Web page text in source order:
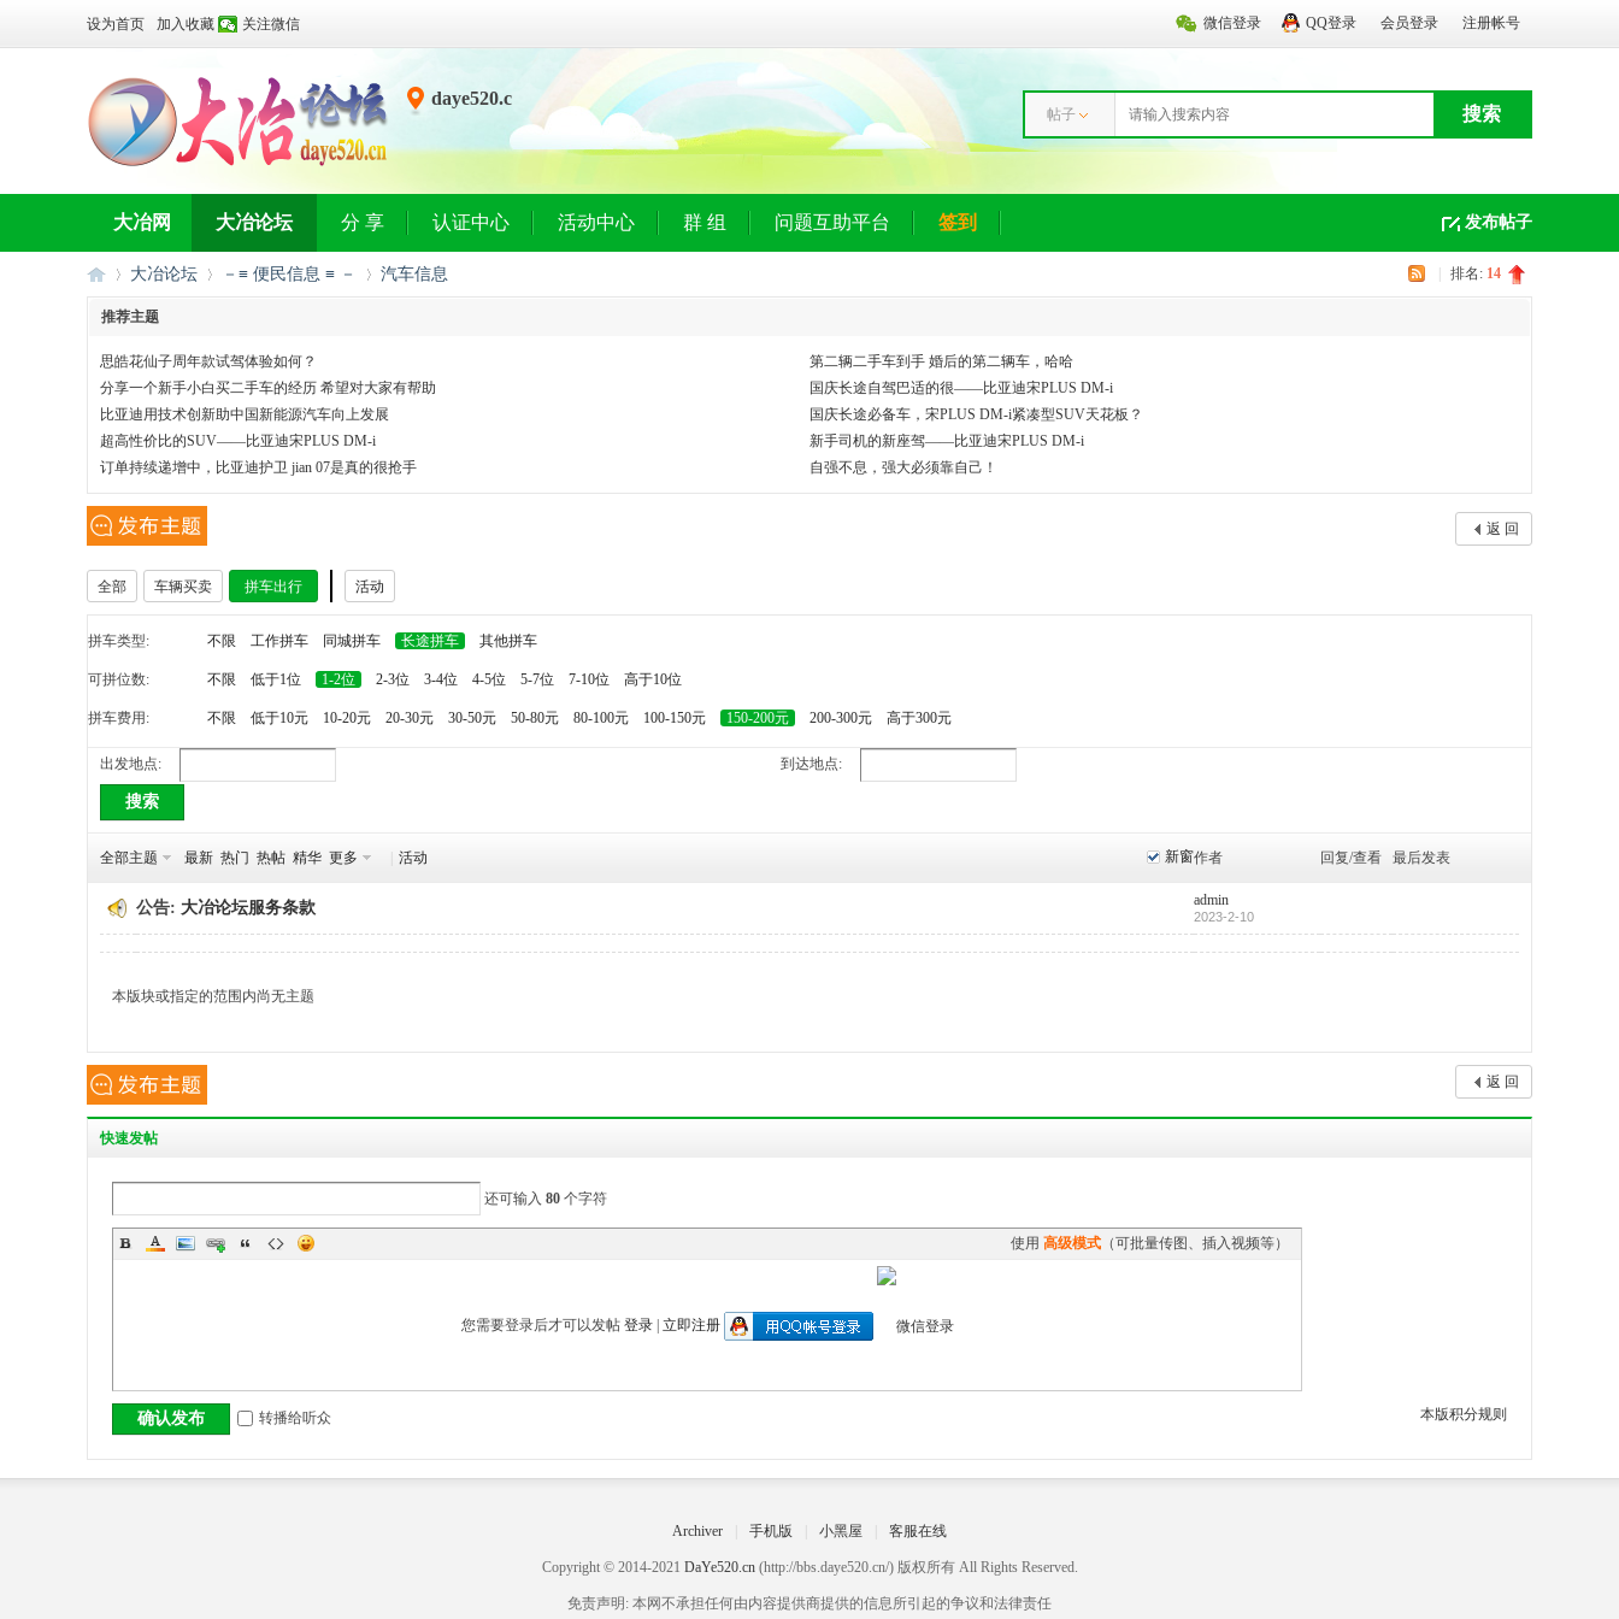
微信登录 QQ登录 会员登录 注册帐号
设为首页 加入收藏 关注微信
daye520.c
帖子 搜索
发布帖子
大冶网 大冶论坛 分 享 认证中心 活动中心 群 组 问题互助平台 签到
冶
网
丨
»
大冶论坛 －≡ 便民信息 ≡ －
›
汽车信息 排名: 14
推荐主题
思皓花仙子周年款试驾体验如何？
第二辆二手车到手 婚后的第二辆车，哈哈
分享一个新手小白买二手车的经历 希望对大家有帮助
国庆长途自驾巴适的很——比亚迪宋PLUS DM-i
比亚迪用技术创新助中国新能源汽车向上发展
国庆长途必备车，宋PLUS DM-i紧凑型SUV天花板？
超高性价比的SUV——比亚迪宋PLUS DM-i
新手司机的新座驾——比亚迪宋PLUS DM-i
订单持续递增中，比亚迪护卫 jian 07是真的很抢手
自强不息，强大必须靠自己！
返 回
全部 车辆买卖 拼车出行 活动
拼车类型: 不限 工作拼车 同城拼车 长途拼车 其他拼车
可拼位数: 不限 低于1位 1-2位 2-3位 3-4位 4-5位 5-7位 7-10位 高于10位
拼车费用: 不限 低于10元 10-20元 20-30元 30-50元 50-80元 80-100元 100-150元 150-200元 200-300元 高于300元
出发地点: 到达地点:
搜索
新窗
全部主题 最新 热门 热帖 精华 更多 活动 作者 回复/查看 最后发表
公告: 大冶论坛服务条款 admin
2023-2-10
本版块或指定的范围内尚无主题
返 回
快速发帖
还可输入 80 个字符
使用 高级模式 （可批量传图、插入视频等）
您需要登录后才可以发帖 登录| 立即注册
本版积分规则
确认发布 转播给听众
Archiver 手机版 小黑屋 客服在线
Copyright © 2014-2021 DaYe520.cn(http://bbs.daye520.cn/) 版权所有 All Rights Reserved.
免责声明: 本网不承担任何由内容提供商提供的信息所引起的争议和法律责任